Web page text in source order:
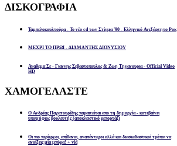
ΔΙΣΚΟΓΡΑΦΙΑ
Ταμπελοκουλτούρα - Το νέο cd των Στίγμα '90 - Ελληνικό Ανεξάρτητο Ροκ
ΜΕΧΡΙ ΤΟ ΠΡΩΙ - ΔΙΑΜΑΝΤΗΣ ΔΙΟΝΥΣΙΟΥ
Αναθεμα Σε - Γιαννης Σεβαστοπουλος & Ζωη Τηγανουρια - Official Video
HD
ΧΑΜΟΓΕΛΑΣΤΕ
Ο Ανδρέας Παχατουρίδης παραιτείται απο τη δημαρχία - κατεβαίνει
υποψήφιος βουλευτής (αποκλειστικό ρεπορτάζ)
Οι πιο περίεργοι, απίθανοι, αναπάντεχοι αλλά και διασκεδαστικοί τρόποι να
ανοίξεις μία μπύρα! + vid